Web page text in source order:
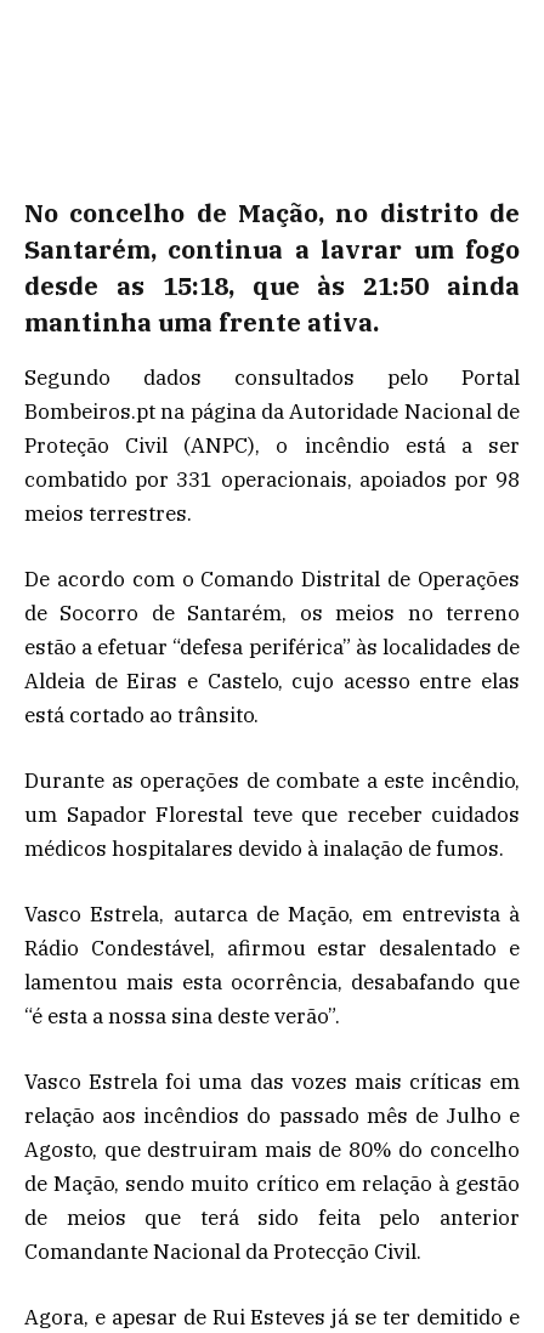
No concelho de Mação, no distrito de
Santarém, continua a lavrar um fogo
desde as 15:18, que às 21:50 ainda
mantinha uma frente ativa.
Segundo dados consultados pelo Portal
Bombeiros.pt na página da Autoridade Nacional de
Proteção Civil (ANPC), o incêndio está a ser
combatido por 331 operacionais, apoiados por 98
meios terrestres.
De acordo com o Comando Distrital de Operações
de Socorro de Santarém, os meios no terreno
estão a efetuar “defesa periférica” às localidades de
Aldeia de Eiras e Castelo, cujo acesso entre elas
está cortado ao trânsito.
Durante as operações de combate a este incêndio,
um Sapador Florestal teve que receber cuidados
médicos hospitalares devido à inalação de fumos.
Vasco Estrela, autarca de Mação, em entrevista à
Rádio Condestável, afirmou estar desalentado e
lamentou mais esta ocorrência, desabafando que
“é esta a nossa sina deste verão”.
Vasco Estrela foi uma das vozes mais críticas em
relação aos incêndios do passado mês de Julho e
Agosto, que destruiram mais de 80% do concelho
de Mação, sendo muito crítico em relação à gestão
de meios que terá sido feita pelo anterior
Comandante Nacional da Protecção Civil.
Agora, e apesar de Rui Esteves já se ter demitido e